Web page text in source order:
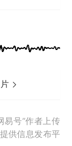
易号”作者上传
供信息发布平